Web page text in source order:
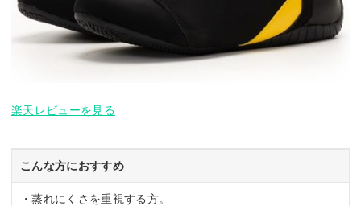
楽天レビューを見る
こんな方におすすめ
・蒸れにくさを重視する方。